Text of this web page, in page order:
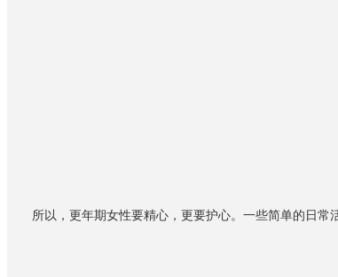
所以，更年期女性要精心，更要护心。一些简单的日常